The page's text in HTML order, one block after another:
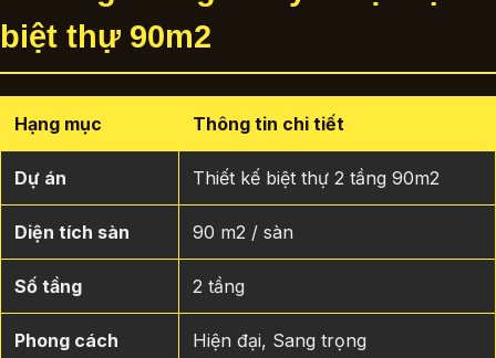
biệt thự 90m2
Hạng mục Thông tin chi tiết
Dự án Thiết kế biệt thự 2 tầng 90m2
Diện tích sàn 90 m2 / sàn
Số tầng 2 tầng
Phong cách Hiện đại, Sang trọng